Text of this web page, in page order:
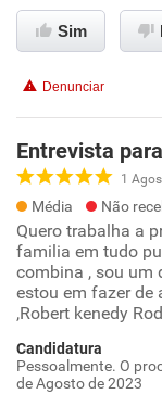
Sim
Denunciar
Entrevista
1
Média Não
Quero trabalha a
familia em tudo
combina , sou um
estou em fazer de
,Robert kenedy
Candidatura
Pessoalmente. O
de Agosto de 2023